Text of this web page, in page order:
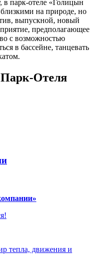
в парк-отеле «Голицын
на природе, но
выпускной, новый
предполагающее
с возможностью
в бассейне, танцевать
Отеля
тепла, движения и